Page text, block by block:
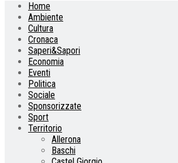
Home
Ambiente
Cultura
Cronaca
Saperi&Sapori
Economia
Eventi
Politica
Sociale
Sponsorizzate
Sport
Territorio
Allerona
Baschi